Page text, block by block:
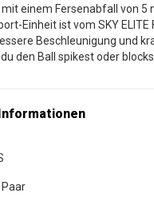
einem Fersenabfall von 5
Einheit ist vom SKY ELITE
Beschleunigung und
den Ball spikest oder
Paar